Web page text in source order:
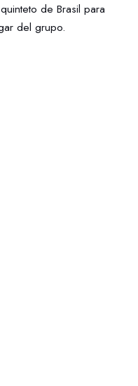
de Brasil para
del grupo.